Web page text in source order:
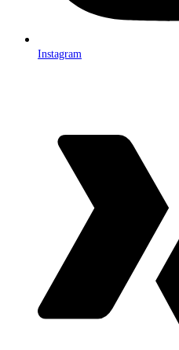
Instagram